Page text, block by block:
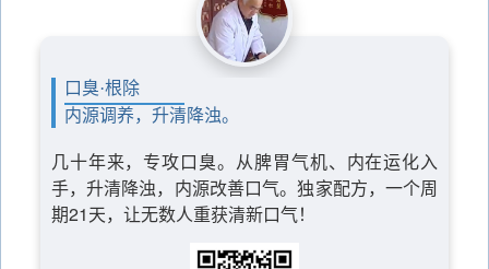
口臭·根除
内源调养，升清降浊。
几十年来，专攻口臭。从脾胃气机、内在运化入
手，升清降浊，内源改善口气。独家配方，一个周
期21天，让无数人重获清新口气！